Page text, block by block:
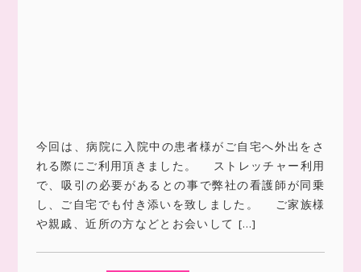
今回は、病院に入院中の患者様がご自宅へ外出をさ
れる際にご利用頂きました。 ストレッチャー利用
で、吸引の必要があるとの事で弊社の看護師が同乗
し、ご自宅でも付き添いを致しました。 ご家族様
や親戚、近所の方などとお会いして […]